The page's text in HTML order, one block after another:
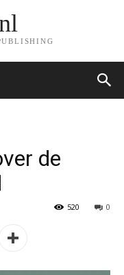
de
0
520